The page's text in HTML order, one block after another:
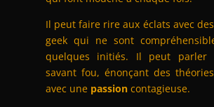
Il peut faire rire aux éclats avec
geek qui ne sont
quelques initiés. Il peut parler
savant fou, énonçant des
avec une passioncontagieuse.